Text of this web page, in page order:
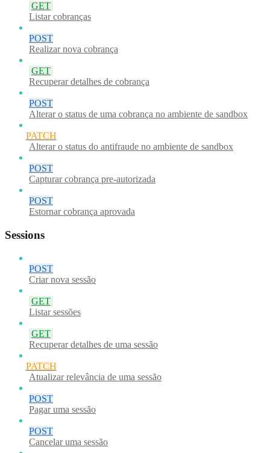
GET
Listar cobranças
POST
Realizar nova cobrança
GET
Recuperar detalhes de cobrança
POST
Alterar o status de uma cobrança no ambiente de sandbox
PATCH
Alterar o status do antifraude no ambiente de sandbox
POST
Capturar cobrança pre-autorizada
POST
Estornar cobrança aprovada
Sessions
POST
Criar nova sessão
GET
Listar sessões
GET
Recuperar detalhes de uma sessão
PATCH
Atualizar relevância de uma sessão
POST
Pagar uma sessão
POST
Cancelar uma sessão